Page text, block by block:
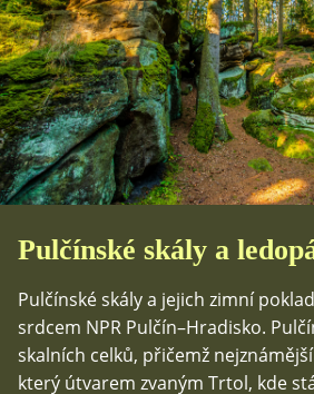
Pulčínské skály a
Pulčínské skály a jejich zimní
srdcem NPR Pulčín–Hradisko.
skalních celků, přičemž
který útvarem zvaným Trtol, kde